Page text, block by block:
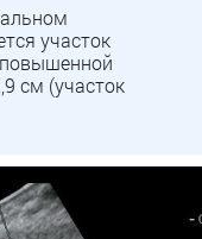
участок
см (участок